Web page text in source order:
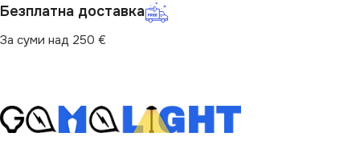
Безплатна доставка
За суми над 250 €